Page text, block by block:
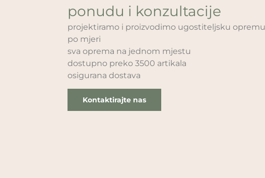
ponudu i konzultacije
projektiramo i proizvodimo ugostiteljsku opremu
po mjeri
sva oprema na jednom mjestu
dostupno preko 3500 artikala
osigurana dostava
Kontaktirajte nas